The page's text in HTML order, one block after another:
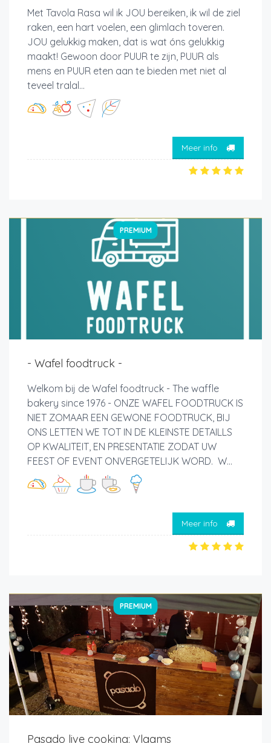
Met Tavola Rasa wil ik JOU bereiken, ik wil de ziel
raken, een hart voelen, een glimlach toveren.
JOU gelukkig maken, dat is wat óns gelukkig
maakt! Gewoon door PUUR te zijn, PUUR als
mens en PUUR eten aan te bieden met niet al
teveel tralal...
Meer info
PREMIUM
- Wafel foodtruck -
Welkom bij de Wafel foodtruck - The waffle
bakery since 1976 - ONZE WAFEL FOODTRUCK IS
NIET ZOMAAR EEN GEWONE FOODTRUCK, BIJ
ONS LETTEN WE TOT IN DE KLEINSTE DETAILLS
OP KWALITEIT, EN PRESENTATIE ZODAT UW
FEEST OF EVENT ONVERGETELIJK WORD. W...
Meer info
PREMIUM
Pasado live cooking: Vlaams